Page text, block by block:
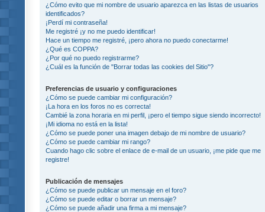
¿Cómo evito que mi nombre de usuario aparezca en las listas de usuarios
identificados?
¡Perdí mi contraseña!
Me registré ¡y no me puedo identificar!
Hace un tiempo me registré, ¡pero ahora no puedo conectarme!
¿Qué es COPPA?
¿Por qué no puedo registrarme?
¿Cuál es la función de "Borrar todas las cookies del Sitio"?
Preferencias de usuario y configuraciones
¿Cómo se puede cambiar mi configuración?
¡La hora en los foros no es correcta!
Cambié la zona horaria en mi perfil, ¡pero el tiempo sigue siendo incorrecto!
¡Mi idioma no está en la lista!
¿Cómo se puede poner una imagen debajo de mi nombre de usuario?
¿Cómo se puede cambiar mi rango?
Cuando hago clic sobre el enlace de e-mail de un usuario, ¡me pide que me
registre!
Publicación de mensajes
¿Cómo se puede publicar un mensaje en el foro?
¿Cómo se puede editar o borrar un mensaje?
¿Cómo se puede añadir una firma a mi mensaje?